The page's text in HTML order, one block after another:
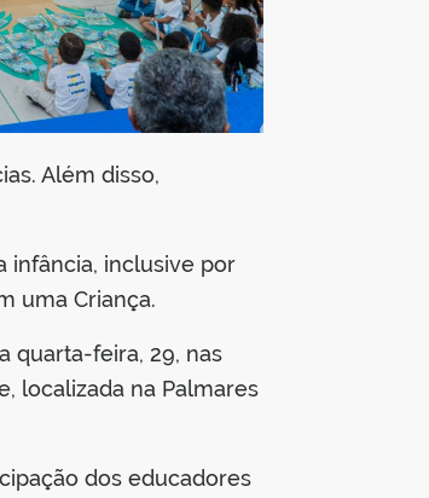
Além disso,
infância, inclusive por
uma Criança.
quarta-feira, 29, nas
localizada na Palmares
dos educadores